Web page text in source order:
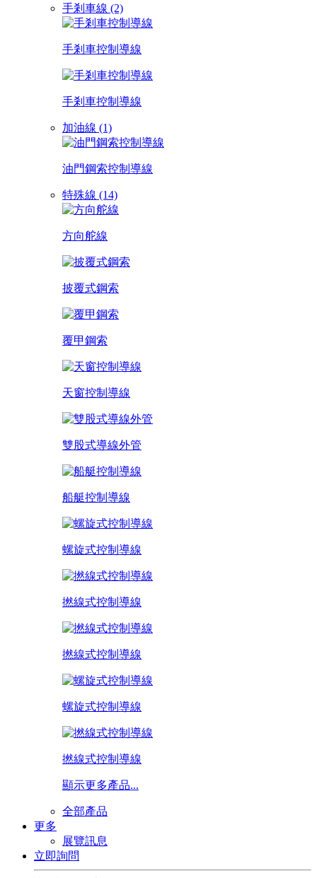
手剎車線 (2)
手剎車控制導線
手剎車控制導線
加油線 (1)
油門鋼索控制導線
特殊線 (14)
方向舵線
披覆式鋼索
覆甲鋼索
天窗控制導線
雙股式導線外管
船艇控制導線
螺旋式控制導線
撚線式控制導線
撚線式控制導線
螺旋式控制導線
撚線式控制導線
顯示更多產品...
全部產品
更多
展覽訊息
立即詢問